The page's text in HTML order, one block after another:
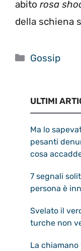
abito rosa
della schiena
Categorie
Gossip
ULTIMI
Ma lo
pesanti
cosa
7 segnali
persona è
Svelato il
turche non
La chiamano